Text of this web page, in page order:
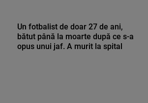
Un fotbalist de doar 27 de ani,
bătut până la moarte după ce s-a
opus unui jaf. A murit la spital